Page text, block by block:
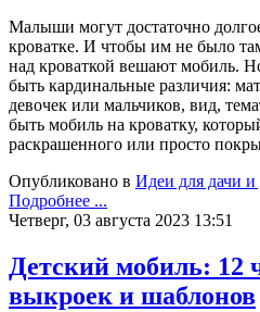
Малыши могут достаточно
кроватке. И чтобы им не было
над кроваткой вешают мобиль.
быть кардинальные различия:
девочек или мальчиков, вид,
быть мобиль на кроватку,
раскрашенного или просто
Опубликовано в Идеи для дачи и
Подробнее ...
Четверг, 03 августа 2023 13:51
Детский мобиль: 12
выкроек и шаблонов